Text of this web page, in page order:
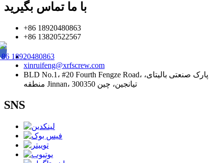
با ما تماس بگیرید
+86 18920480863
+86 13820522567
18920480863
xinruifeng@xrfscrew.com
BLD No.1، #20 Fourth Fengze Road، پارک صنعتی بالیتای،
منطقه Jinnan، تیانجین، چین 300350
SNS